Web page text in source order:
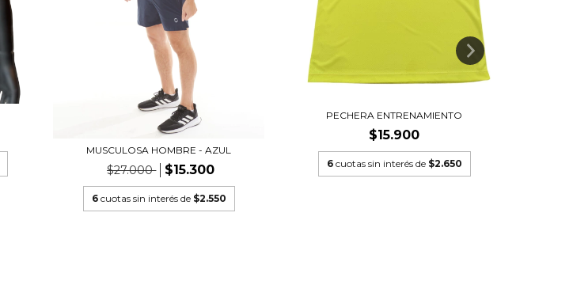
MUSCULOSA HOMBRE - AZUL
$27.000 $15.300
6 cuotas sin interés de $2.550
PECHERA ENTRENAMIENTO
$15.900
6 cuotas sin interés de $2.650